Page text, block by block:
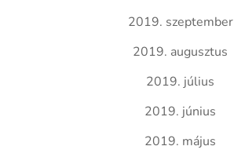
2019. szeptember
2019. augusztus
2019. július
2019. június
2019. május